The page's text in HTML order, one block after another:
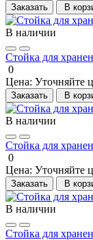
Заказать В
В наличии
Стойка для
0
Цена: Уточняйте
Заказать В
В наличии
Стойка для
0
Цена: Уточняйте
Заказать В
В наличии
Стойка для